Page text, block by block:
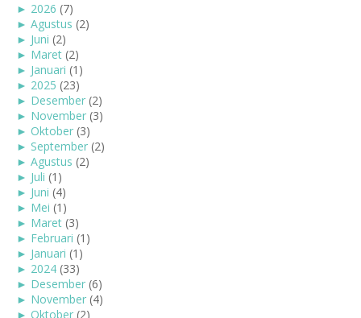
► 2026 (7)
► Agustus (2)
► Juni (2)
► Maret (2)
► Januari (1)
► 2025 (23)
► Desember (2)
► November (3)
► Oktober (3)
► September (2)
► Agustus (2)
► Juli (1)
► Juni (4)
► Mei (1)
► Maret (3)
► Februari (1)
► Januari (1)
► 2024 (33)
► Desember (6)
► November (4)
► Oktober (2)